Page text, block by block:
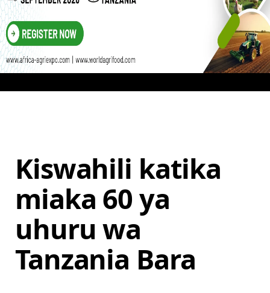
Kiswahili katika
miaka 60 ya
uhuru wa
Tanzania Bara